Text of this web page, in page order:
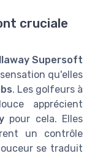
cruciale
Supersoft
qu'elles
. Les golfeurs à
apprécient
pour cela. Elles
un contrôle
se traduit